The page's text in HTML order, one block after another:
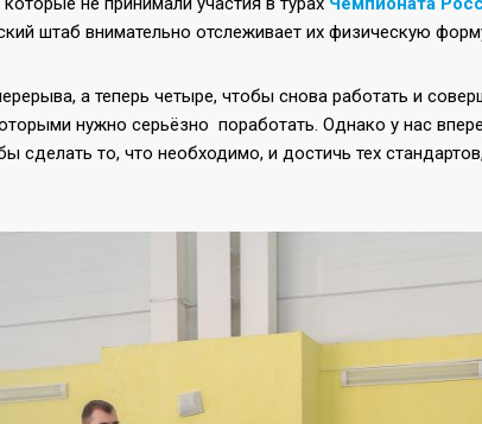
штаб внимательно отслеживает их физическую
а теперь четыре, чтобы снова работать и
нужно серьёзно поработать. Однако у нас
сделать то, что необходимо, и достичь тех